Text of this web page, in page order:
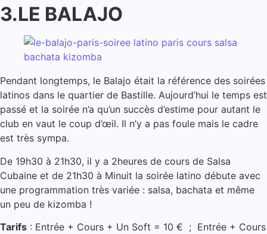
3.LE BALAJO
Pendant longtemps, le Balajo était la référence des soirées
latinos dans le quartier de Bastille. Aujourd’hui le temps est
passé et la soirée n’a qu’un succès d’estime pour autant le
club en vaut le coup d’œil. Il n’y a pas foule mais le cadre
est très sympa.
De 19h30 à 21h30, il y a 2heures de cours de Salsa
Cubaine et de 21h30 à Minuit la soirée latino débute avec
une programmation très variée : salsa, bachata et même
un peu de kizomba !
Tarifs : Entrée + Cours + Un Soft = 10 € ; Entrée + Cours